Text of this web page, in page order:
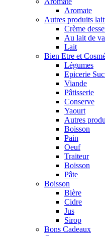
Aromate
Autres produits
Crème
Au lait de
Lait
Bien Etre et
Légumes
Epicerie
Viande
Pâtisserie
Conserve
Yaourt
Autres
Boisson
Pain
Oeuf
Traiteur
Boisson
Pâte
Boisson
Bière
Cidre
Jus
Sirop
Bons Cadeaux